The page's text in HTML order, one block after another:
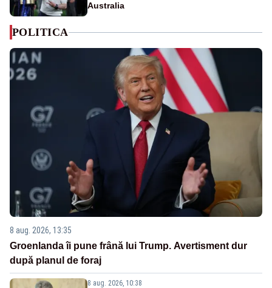
Australia
POLITICA
8 aug. 2026, 13:35
Groenlanda îi pune frână lui Trump. Avertisment dur
după planul de foraj
8 aug. 2026, 10:38